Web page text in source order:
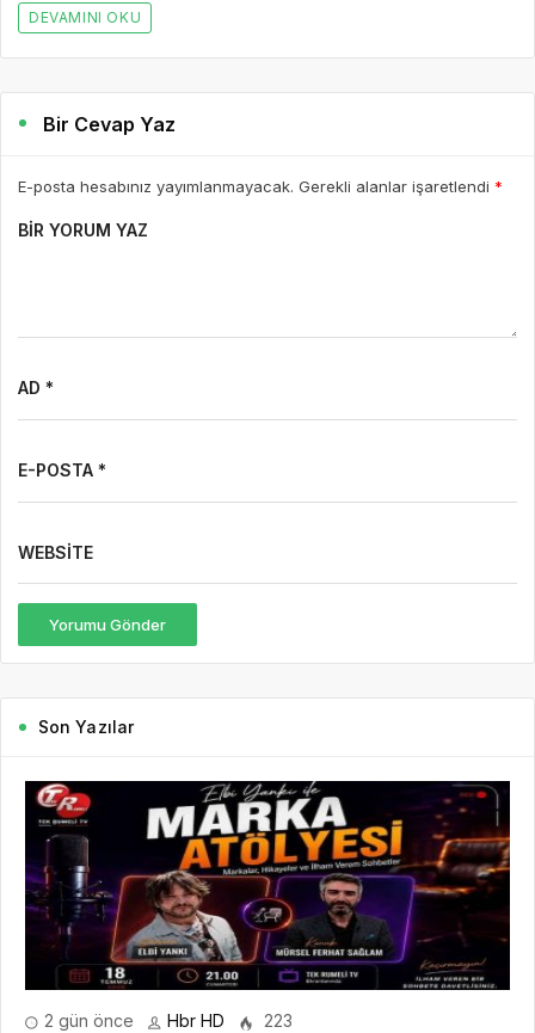
DEVAMINI OKU
Bir Cevap Yaz
E-posta hesabınız yayımlanmayacak. Gerekli alanlar işaretlendi *
BIR YORUM YAZ
AD *
E-POSTA *
WEBSITE
Yorumu Gönder
Son Yazılar
2 gün önce Hbr HD 223